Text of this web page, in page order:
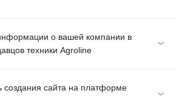
о вашей компании в
техники Agroline
создания сайта на платформе